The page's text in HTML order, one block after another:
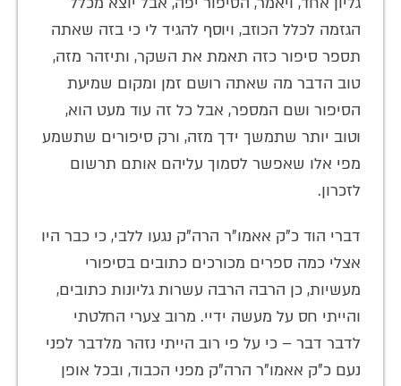
הגזמה לכלל הכוזב, ויוסף להגיד לי כי בזה שאתה
תספר סיפור כזה תאמת את השקר, ותיזהר מזה,
טוב הדבר מה שאתה רושם זמן ומקום שמיעת
הסיפור ושם המספר, אבל כל זה עוד מעט הוא,
וטוב יותר שתמשך ידך מזה, ורק סיפורים שתשמע
מפי אלו שאפשר לסמוך עליהם אותם תרשום
לזכרון.
דברי הוד כ"ק אאמו"ר הרה"ק נגעו ללבי, כי כבר היו
אצלי כמה ספרים מכורכים כתובים בסיפורי
מעשיות, כן הרבה הרבה עשרות גליונות כתובים,
והייתי חס על מעשה ידיי. מרוב צערי החלטתי
לדבר דבר – כי על פי רוב הייתי נזהר מלדבר לפני
נעם כ"ק אאמו"ר הרה"ק מפני הכבוד, ובכל אופן